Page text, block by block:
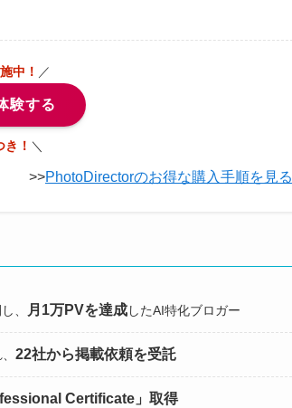
中！ ／
験する
！ ＼
>>PhotoDirectorのお得な購入手順を見る
、 月1万PVを達成したAI特化ブロガー
22社から掲載依頼を受託
Certificate」取得